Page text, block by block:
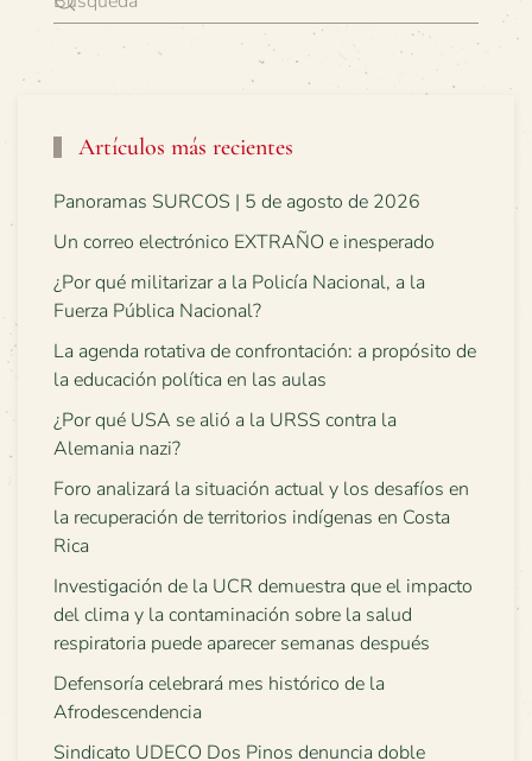
Artículos más recientes
Panoramas SURCOS | 5 de agosto de 2026
Un correo electrónico EXTRAÑO e inesperado
¿Por qué militarizar a la Policía Nacional, a la
Fuerza Pública Nacional?
La agenda rotativa de confrontación: a propósito de
la educación política en las aulas
¿Por qué USA se alió a la URSS contra la
Alemania nazi?
Foro analizará la situación actual y los desafíos en
la recuperación de territorios indígenas en Costa
Rica
Investigación de la UCR demuestra que el impacto
del clima y la contaminación sobre la salud
respiratoria puede aparecer semanas después
Defensoría celebrará mes histórico de la
Afrodescendencia
Sindicato UDECO Dos Pinos denuncia doble